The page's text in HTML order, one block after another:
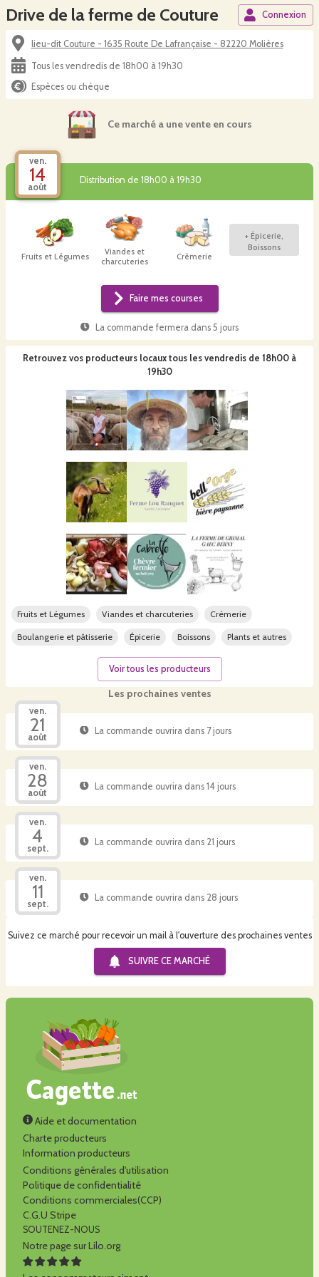
Drive de la ferme de Couture Connexion
lieu-dit Couture - 1635 Route De Lafrançaise - 82220 Molières
Tous les vendredis de 18h00 à 19h30
Espèces ou chèque
Ce marché a une vente en cours
ven.
14
août
Distribution de 18h00 à 19h30
Fruits et Légumes
Viandes et
charcuteries
Crèmerie
+ Épicerie,
Boissons
Faire mes courses
La commande fermera dans 5 jours
Les prochaines ventes
ven.
21
août
La commande ouvrira dans 7 jours
ven.
28
août
La commande ouvrira dans 14 jours
ven.
4
sept.
La commande ouvrira dans 21 jours
ven.
11
sept.
La commande ouvrira dans 28 jours
Suivez ce marché pour recevoir un mail à l'ouverture des prochaines ventes
SUIVRE CE MARCHÉ
Retrouvez vos producteurs locaux tous les vendredis de 18h00 à
19h30
Fruits et Légumes Viandes et charcuteries Crèmerie
Boulangerie et pâtisserie Épicerie Boissons Plants et autres
Voir tous les producteurs
Aide et documentation
Charte producteurs
Information producteurs
Conditions générales d'utilisation
Politique de confidentialité
Conditions commerciales(CCP)
C.G.U Stripe
SOUTENEZ-NOUS
Notre page sur Lilo.org